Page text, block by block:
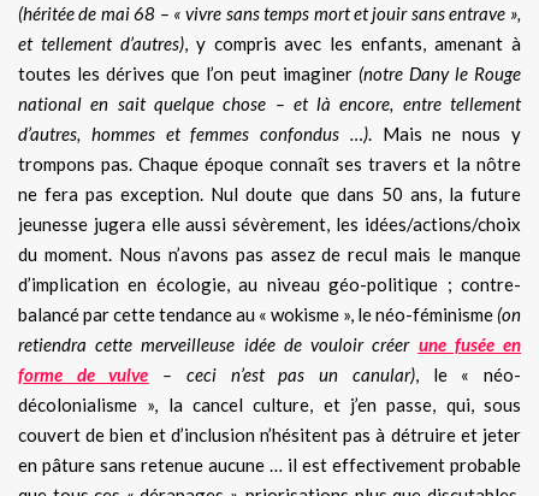
(héritée de mai 68 – « vivre sans temps mort et jouir sans entrave »,
et tellement d’autres), y compris avec les enfants, amenant à
toutes les dérives que l’on peut imaginer(notre Dany le Rouge
national en sait quelque chose – et là encore, entre tellement
d’autres, hommes et femmes confondus …). Mais ne nous y
trompons pas. Chaque époque connaît ses travers et la nôtre
ne fera pas exception. Nul doute que dans 50 ans, la future
jeunesse jugera elle aussi sévèrement, les idées/actions/choix
du moment. Nous n’avons pas assez de recul mais le manque
d’implication en écologie, au niveau géo-politique ; contre-
balancé par cette tendance au « wokisme », le néo-féminisme (on
retiendra cette merveilleuse idée de vouloir créer une fusée en
forme de vulve – ceci n’est pas un canular), le « néo-
décolonialisme », la cancel culture, et j’en passe, qui, sous
couvert de bien et d’inclusion n’hésitent pas à détruire et jeter
en pâture sans retenue aucune … il est effectivement probable